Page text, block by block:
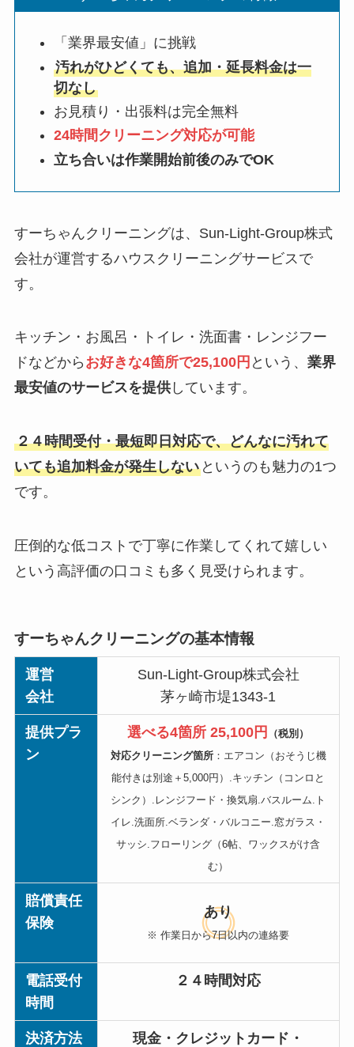
「業界最安値」に挑戦
汚れがひどくても、追加・延長料金は一
切なし
お見積り・出張料は完全無料
24時間クリーニング対応が可能
立ち合いは作業開始前後のみでOK
すーちゃんクリーニングは、Sun-Light-Group株式
会社が運営するハウスクリーニングサービスで
す。
キッチン・お風呂・トイレ・洗面書・レンジフー
ドなどから お好きな4箇所で25,100円 という、 業界
最安値のサービスを提供しています。
２４時間受付・最短即日対応で、どんなに汚れて
いても追加料金が発生しないというのも魅力の1つ
です。
圧倒的な低コストで丁寧に作業してくれて嬉しい
という高評価の口コミも多く見受けられます。
すーちゃんクリーニングの基本情報
運営
会社
Sun-Light-Group株式会社
茅ヶ崎市堤1343-1
提供プラ
ン
選べる4箇所 25,100円
（税別）
対応クリーニング箇所：エアコン（おそうじ機
能付きは別途＋5,000円）.キッチン（コンロと
シンク）.レンジフード・換気扇.バスルーム.ト
イレ.洗面所.ベランダ・バルコニー.窓ガラス・
サッシ.フローリング（6帖、ワックスがけ含
む）
賠償責任
保険
あり
※ 作業日から7日以内の連絡要
電話受付
時間
２４時間対応
決済方法
現金・クレジットカード・